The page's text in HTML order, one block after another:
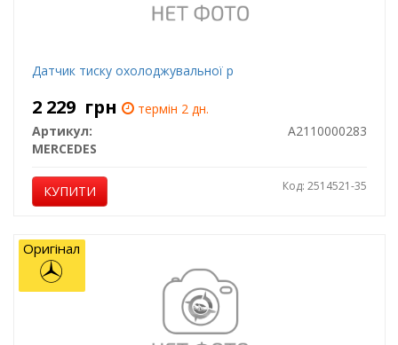
Датчик тиску охолоджувальної р
2 229 грн
термін 2 дн.
Артикул:
A2110000283
MERCEDES
КУПИТИ Код: 2514521-35
Оригінал